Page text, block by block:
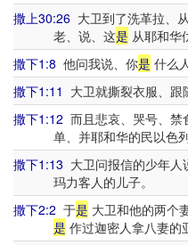
撒上30:26 大卫到了洗革拉、
老、说、这是 从耶和华
撒下1:8 他问我说、你是 什么
撒下1:11 大卫就撕裂衣服、跟
撒下1:12 而且悲哀、哭号、禁
单、并耶和华的民以色
撒下1:13 大卫问报信的少年人
玛力客人的儿子。
撒下2:2 于是 大卫和他的两个
是 作过迦密人拿八妻的